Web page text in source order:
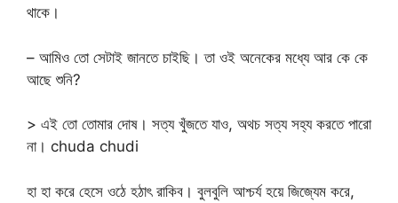
থাকে।
– আমিও তো সেটাই জানতে চাইছি। তা ওই অনেকের মধ্যে আর কে কে
আছে শুনি?
> এই তো তোমার দোষ। সত্য খুঁজতে যাও, অথচ সত্য সহ্য করতে পারো
না। chuda chudi
হা হা করে হেসে ওঠে হঠাৎ রাকিব। বুলবুলি আশ্চর্য হয়ে জিজ্যেম করে,